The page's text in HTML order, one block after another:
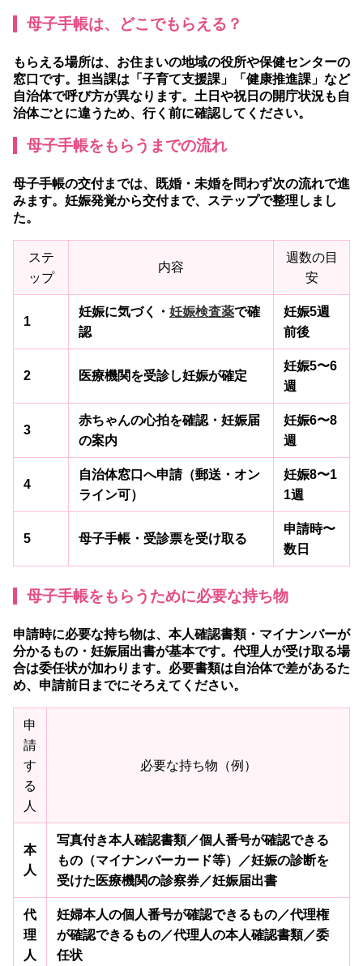
母子手帳は、どこでもらえる？
もらえる場所は、お住まいの地域の役所や保健センターの
窓口です。担当課は「子育て支援課」「健康推進課」など
自治体で呼び方が異なります。土日や祝日の開庁状況も自
治体ごとに違うため、行く前に確認してください。
母子手帳をもらうまでの流れ
母子手帳の交付までは、既婚・未婚を問わず次の流れで進
みます。妊娠発覚から交付まで、ステップで整理しまし
た。
ステ
ップ
内容
週数の目
安
1
妊娠に気づく・ 妊娠検査薬で確
認
妊娠5週
前後
2 医療機関を受診し妊娠が確定
妊娠5〜6
週
3
赤ちゃんの心拍を確認・妊娠届
の案内
妊娠6〜8
週
4
自治体窓口へ申請（郵送・オン
ライン可）
妊娠8〜1
1週
5 母子手帳・受診票を受け取る
申請時〜
数日
母子手帳をもらうために必要な持ち物
申請時に必要な持ち物は、本人確認書類・マイナンバーが
分かるもの・妊娠届出書が基本です。 代理人が受け取る場
合は委任状が加わります。必要書類は自治体で差があるた
め、申請前日までにそろえてください。
申
請
す
る
人
必要な持ち物（例）
本
人
写真付き本人確認書類／個人番号が確認できる
もの（マイナンバーカード等）／妊娠の診断を
受けた医療機関の診察券／妊娠届出書
代
理
人
妊婦本人の個人番号が確認できるもの／代理権
が確認できるもの／代理人の本人確認書類／委
任状